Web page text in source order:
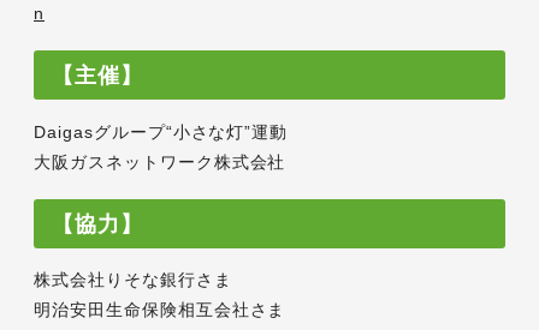
n
【主催】
Daigasグループ“小さな灯”運動
大阪ガスネットワーク株式会社
【協力】
株式会社りそな銀行さま
明治安田生命保険相互会社さま